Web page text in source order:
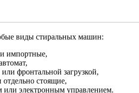
виды стиральных машин:
импортные,
фронтальной загрузкой,
отдельно стоящие,
или электронным управлением.